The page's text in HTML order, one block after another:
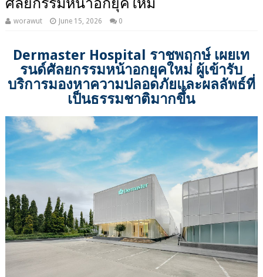
worawut June 15, 2026 0
Dermaster Hospital ราชพฤกษ์ เผยเท
รนด์ศัลยกรรมหน้าอกยุคใหม่ ผู้เข้ารับ
บริการมองหาความปลอดภัยและผลลัพธ์ที่
เป็นธรรมชาติมากขึ้น